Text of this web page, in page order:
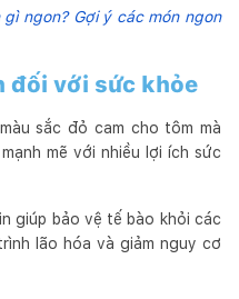
gì ngon? Gợi ý các món ngon
đối với sức khỏe
sắc đỏ cam cho tôm mà
mẽ với nhiều lợi ích sức
giúp bảo vệ tế bào khỏi các
lão hóa và giảm nguy cơ